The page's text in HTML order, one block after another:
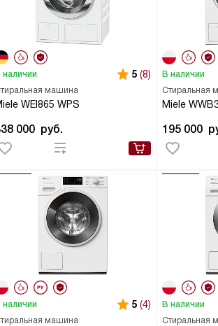
машина
WEI865 WPS
наличии 5 (8)
000 руб.
Стиральная
Miele
В наличии
195 000
машина
наличии 5 (4)
Стиральная
В наличии